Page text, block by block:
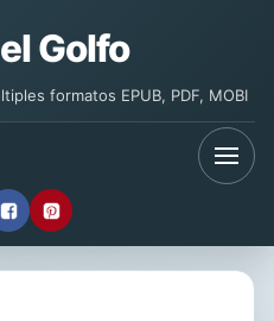
Golfo
formatos EPUB, PDF, MOBI